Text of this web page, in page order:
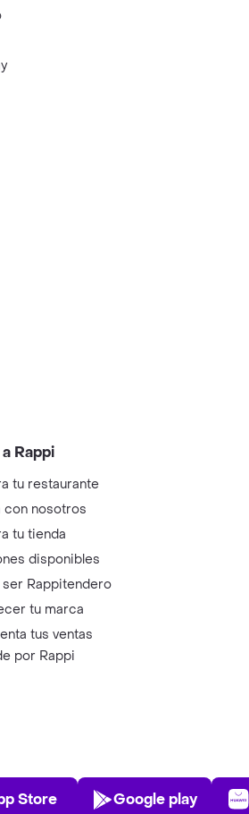
Rappi
tu restaurante
con nosotros
tu tienda
disponibles
Rappitendero
tu marca
tus ventas
por Rappi
App Store
Store
Play Store
Google play